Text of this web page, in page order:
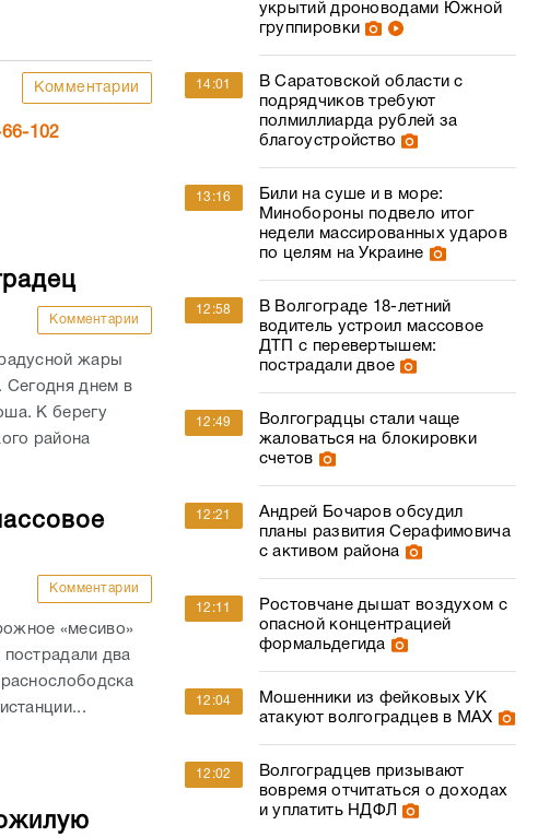
Комментарии
102
Комментарии
жары
Сегодня днем в
К берегу
района
Комментарии
«месиво»
два
укрытий дроноводами Южной
группировки
14:01
В Саратовской области с
подрядчиков требуют
полмиллиарда рублей за
благоустройство
13:16
Били на суше и в море:
Минобороны подвело итог
недели массированных ударов
по целям на Украине
12:58
В Волгограде 18-летний
водитель устроил массовое
ДТП с перевертышем:
пострадали двое
12:49
Волгоградцы стали чаще
жаловаться на блокировки
счетов
12:21
Андрей Бочаров обсудил
планы развития Серафимовича
с активом района
12:11
Ростовчане дышат воздухом с
опасной концентрацией
формальдегида
12:04
Мошенники из фейковых УК
атакуют волгоградцев в МАХ
12:02
Волгоградцев призывают
вовремя отчитаться о доходах
и уплатить НДФЛ